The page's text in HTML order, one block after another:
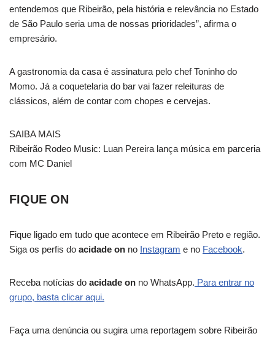
entendemos que Ribeirão, pela história e relevância no Estado
de São Paulo seria uma de nossas prioridades”, afirma o
empresário.
A gastronomia da casa é assinatura pelo chef Toninho do
Momo. Já a coquetelaria do bar vai fazer releituras de
clássicos, além de contar com chopes e cervejas.
SAIBA MAIS
Ribeirão Rodeo Music: Luan Pereira lança música em parceria
com MC Daniel
FIQUE ON
Fique ligado em tudo que acontece em Ribeirão Preto e região.
Siga os perfis do acidade on no Instagram e no Facebook.
Receba notícias do acidade on no WhatsApp. Para entrar no
grupo, basta clicar aqui.
Faça uma denúncia ou sugira uma reportagem sobre Ribeirão